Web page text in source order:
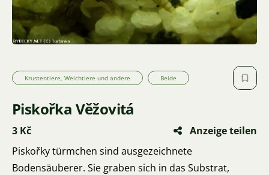
Krustentiere, Weichtiere und andere Beide
Piskořka Věžovitá
3 Kč
Anzeige teilen
Piskořky türmchen sind ausgezeichnete
Bodensäuberer. Sie graben sich in das Substrat,